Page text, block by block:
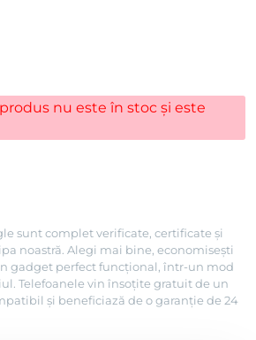
nu este în stoc și este
sunt complet verificate, certificate și
noastră. Alegi mai bine, economisești
gadget perfect funcțional, într-un mod
Telefoanele vin însoțite gratuit de un
și beneficiază de o garanție de 24